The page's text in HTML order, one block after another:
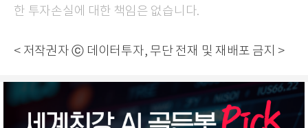
한 투자손실에 대한 책임은 없습니다.
< 저작권자 ⓒ 데이터투자, 무단 전재 및 재배포 금지 >